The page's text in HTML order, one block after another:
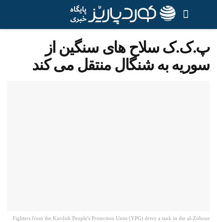
پ.ک.ک سلاح های سنگین از
سوریه به شنگال منتقل می کند
Fighters from the Kurdish People's Protection Units (YPG) drive a tank in the al-Zohour